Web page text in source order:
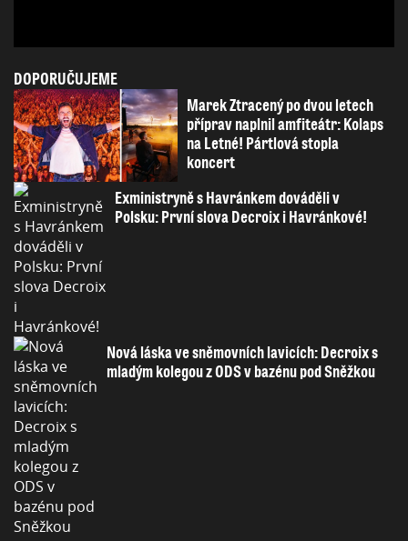
DOPORUČUJEME
Marek Ztracený po dvou letech
příprav naplnil amfiteátr: Kolaps
na Letné! Pártlová stopla
koncert
Exministryně s Havránkem dováděli v
Polsku: První slova Decroix i Havránkové!
Nová láska ve sněmovních lavicích: Decroix s
mladým kolegou z ODS v bazénu pod Sněžkou